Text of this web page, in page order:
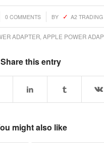
0 COMMENTS
/ BY A2
ADAPTER APPLE POWER
Share this entry
might also like